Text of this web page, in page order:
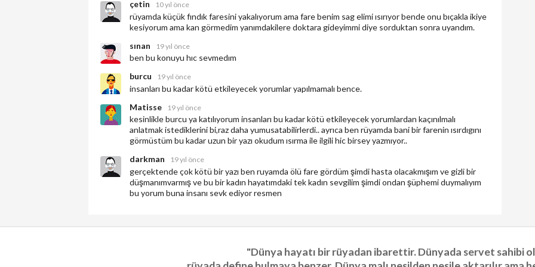
çetin
10 yıl önce
rüyamda küçük fındık faresini yakalıyorum ama fare benim sag elimi ısırıyor bende onu bıçakla ikiye
kesiyorum ama kan görmedim yanımdakilere doktara gideyimmi diye sorduktan sonra uyandım.
sınan
19 yıl önce
ben bu konuyu hıc sevmedım
burcu
19 yıl önce
insanları bu kadar kötü etkileyecek yorumlar yapılmamalı bence.
Matisse
19 yıl önce
kesinlikle burcu ya katılıyorum insanları bu kadar kötü etkileyecek yorumlardan kaçınılmalı
anlatmak istediklerini bi,raz daha yumusatabilirlerdi.. ayrıca ben rüyamda bani bir farenin ısırdıgını
görmüstüm bu kadar uzun bir yazı okudum ısırma ile ilgili hic birsey yazmıyor..
darkman
19 yıl önce
gerçektende çok kötü bir yazı ben ruyamda ölü fare gördüm şimdi hasta olacakmışım ve gizli bir
düşmanımvarmış ve bu bir kadın hayatımdaki tek kadın sevgilim şimdi ondan şüphemi duymalıyım
bu yorum buna insanı sevk ediyor resmen
"Dünya hayatı bir rüyadan ibarettir. Dünyada servet sahibi